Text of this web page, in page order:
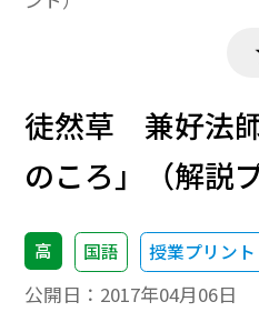
徒然草 兼好法
のころ」（解説
高 国語 授業プリン
公開日： 2017年04月06日